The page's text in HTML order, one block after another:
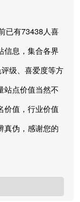
已有73438人喜
信息，集合各界
级、喜爱度等方
站点价值当然不
价值，行业价值
真伪，感谢您的